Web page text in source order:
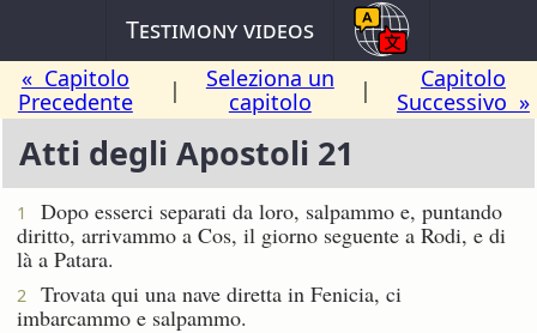
Testimony videos
« Capitolo
Precedente
|
Seleziona un
capitolo
|
Capitolo
Successivo »
Atti degli Apostoli 21
1
Dopo esserci separati da loro, salpammo e, puntando
diritto, arrivammo a Cos, il giorno seguente a Rodi, e di
là a Patara.
2
Trovata qui una nave diretta in Fenicia, ci
imbarcammo e salpammo.